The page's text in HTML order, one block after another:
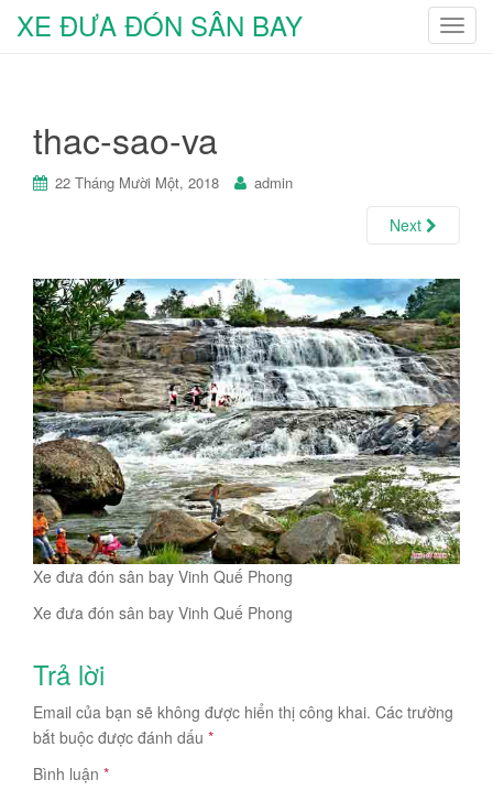
T
g
a
t
i
o
n
XE ĐƯA ĐÓN SÂN BAY
thac-sao-va
22 Tháng Mười Một, 2018 admin
Next
Xe đưa đón sân bay Vinh Quế Phong
Xe đưa đón sân bay Vinh Quế Phong
Trả lời
Email của bạn sẽ không được hiển thị công khai. Các trường
bắt buộc được đánh dấu *
Bình luận *